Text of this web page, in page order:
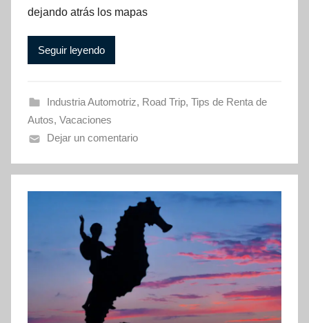
dejando atrás los mapas
Seguir leyendo
Industria Automotriz, Road Trip, Tips de Renta de
Autos, Vacaciones
Dejar un comentario